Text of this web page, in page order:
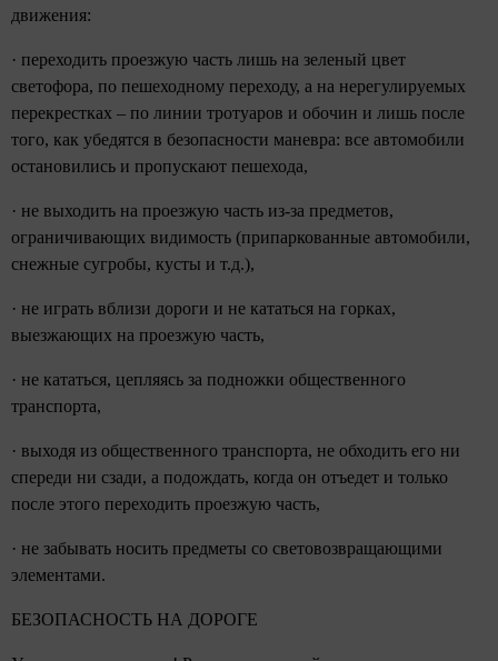
движения:
· переходить проезжую часть лишь на зеленый цвет
светофора, по пешеходному переходу, а на нерегулируемых
перекрестках – по линии тротуаров и обочин и лишь после
того, как убедятся в безопасности маневра: все автомобили
остановились и пропускают пешехода,
· не выходить на проезжую часть из-за предметов,
ограничивающих видимость (припаркованные автомобили,
снежные сугробы, кусты и т.д.),
· не играть вблизи дороги и не кататься на горках,
выезжающих на проезжую часть,
· не кататься, цепляясь за подножки общественного
транспорта,
· выходя из общественного транспорта, не обходить его ни
спереди ни сзади, а подождать, когда он отъедет и только
после этого переходить проезжую часть,
· не забывать носить предметы со световозвращающими
элементами.
БЕЗОПАСНОСТЬ НА ДОРОГЕ